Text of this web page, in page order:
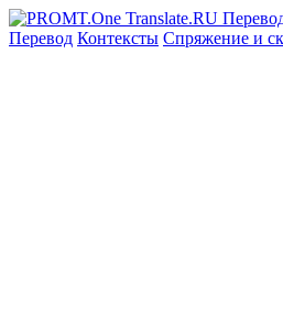
Перевод Контексты Спряжение и